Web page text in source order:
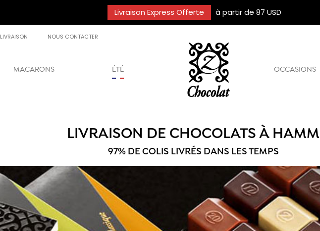
Livraison Express Offerte à partir de 87 USD
LIVRAISON NOUS CONTACTER
MACARONS ÉTÉ OCCASIONS
LIVRAISON DE CHOCOLATS À HAMM
97% DE COLIS LIVRÉS DANS LES TEMPS